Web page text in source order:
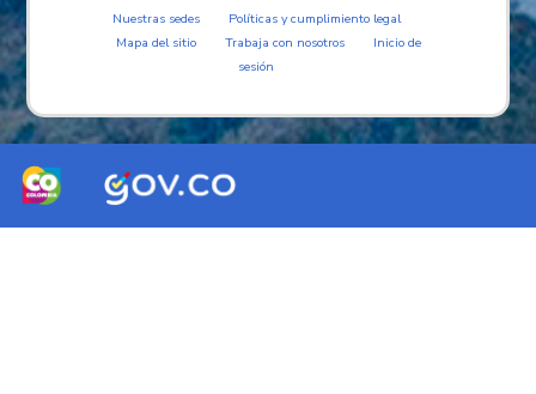
Nuestras sedes
Políticas y cumplimiento legal
Mapa del sitio
Trabaja con nosotros
Inicio de
sesión